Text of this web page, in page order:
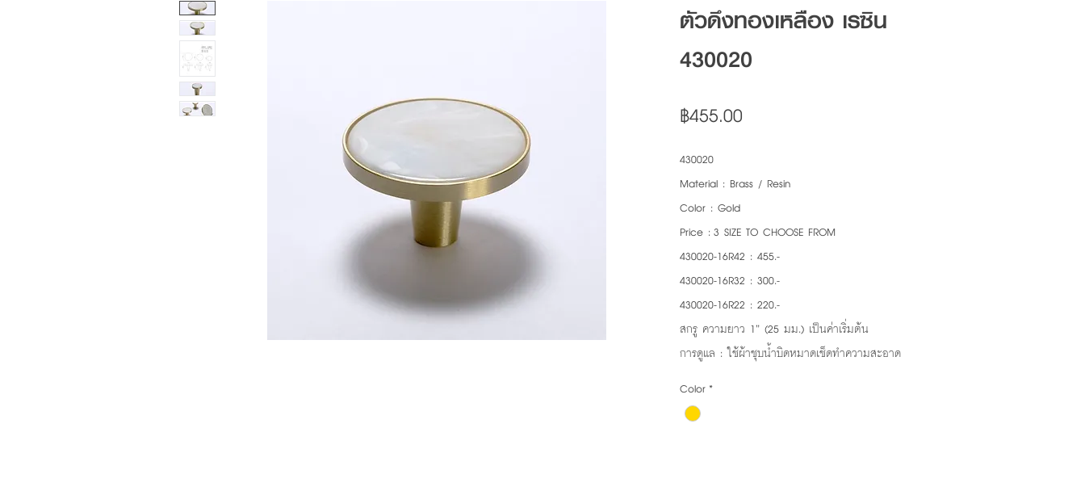
ตัวดึงทองเหลือง เรซิน
430020
฿455.00
430020
Material : Brass / Resin
Color : Gold
Price : 3 SIZE TO CHOOSE FROM
430020-16R42 : 455.-
430020-16R32 : 300.-
430020-16R22 : 220.-
สกรู ความยาว 1” (25 มม.) เป็นค่าเริ่มต้น
การดูแล : ใช้ผ้าชุบน้ำบิดหมาดเช็ดทำความสะอาด
Color*